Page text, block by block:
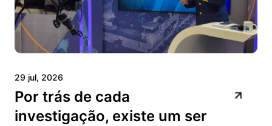
29 jul, 2026
Por trás de cada
investigação, existe um ser